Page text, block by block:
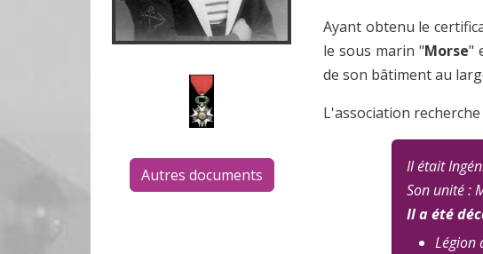
Autres documents
Ayant obtenu le
le sous marin "Morse"
de son bâtiment au
L'association
Il était
Son unité :
Il a été
Légion